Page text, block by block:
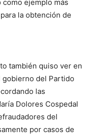
ejemplo más
la obtención de
también quiso ver en
gobierno del Partido
las
Dolores Cospedal
del
por casos de